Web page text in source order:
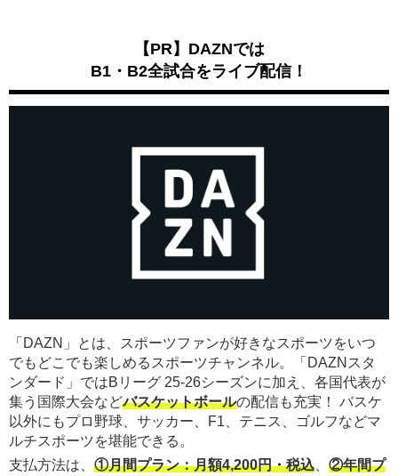
【PR】DAZNでは
B1・B2全試合をライブ配信！
「DAZN」とは、スポーツファンが好きなスポーツをいつ
でもどこでも楽しめるスポーツチャンネル。「DAZNスタ
ンダード」ではBリーグ 25-26シーズンに加え、各国代表が
集う国際大会などバスケットボールの配信も充実！ バスケ
以外にもプロ野球、サッカー、F1、テニス、ゴルフなどマ
ルチスポーツを堪能できる。
支払方法は、 ①月間プラン：月額4,200円・税込、 ②年間プ